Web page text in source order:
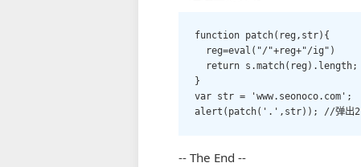
function patch(reg,str){
  reg=eval("/"+reg+"/ig")
  return s.match(reg).length;
}
var str = 'www.seonoco.com';
alert(patch('.',str)); //弹出2
-- The End --